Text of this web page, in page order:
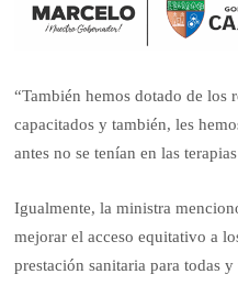
“También hemos dotado de los
capacitados y también, les
antes no se tenían en las
Igualmente, la ministra
mejorar el acceso equitativo a
prestación sanitaria para todas y